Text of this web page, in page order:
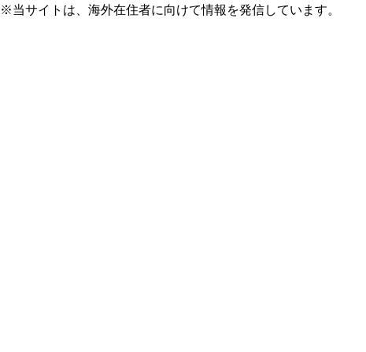
※当サイトは、海外在住者に向けて情報を発信しています。